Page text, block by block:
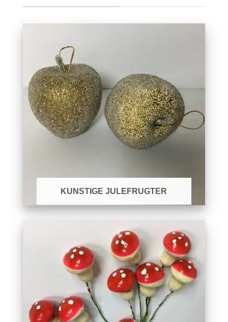
KUNSTIGE JULEFRUGTER